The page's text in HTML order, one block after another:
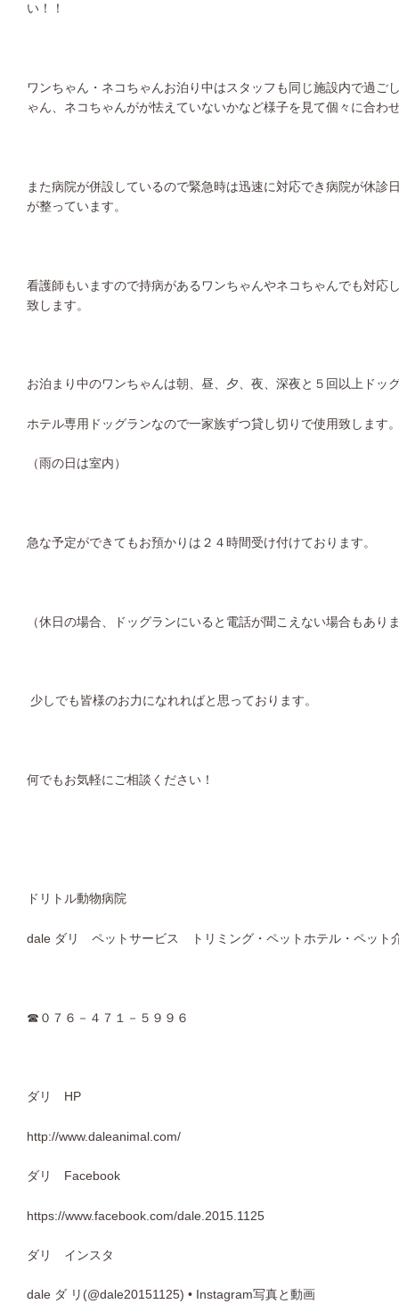
い！！
ワンちゃん・ネコちゃんお泊り中はスタッフも同じ施設内で過ご
ゃん、ネコちゃんがが怯えていないかなど様子を見て個々に合わ
また病院が併設しているので緊急時は迅速に対応でき病院が休診
が整っています。
看護師もいますので持病があるワンちゃんやネコちゃんでも対応
致します。
お泊まり中のワンちゃんは朝、昼、夕、夜、深夜と５回以上ドッ
ホテル専用ドッグランなので一家族ずつ貸し切りで使用致します
（雨の日は室内）
急な予定ができてもお預かりは２４時間受け付けております。
（休日の場合、ドッグランにいると電話が聞こえない場合もあり
少しでも皆様のお力になれればと思っております。
何でもお気軽にご相談ください！
ドリトル動物病院
dale ダリ ペットサービス トリミング・ペットホテル・ペット
☎０７６－４７１－５９９６
ダリ HP
http://www.daleanimal.com/
ダリ Facebook
https://www.facebook.com/dale.2015.1125
ダリ インスタ
dale ダ リ(@dale20151125) • Instagram写真と動画